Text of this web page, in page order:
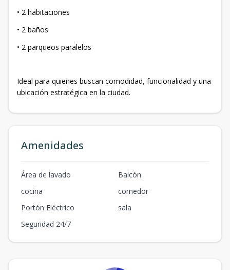
• 2 habitaciones
• 2 baños
• 2 parqueos paralelos
Ideal para quienes buscan comodidad, funcionalidad y una
ubicación estratégica en la ciudad.
Amenidades
Área de lavado
Balcón
cocina
comedor
Portón Eléctrico
sala
Seguridad 24/7